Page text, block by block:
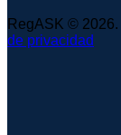
RegASK © 2026.
de privacidad